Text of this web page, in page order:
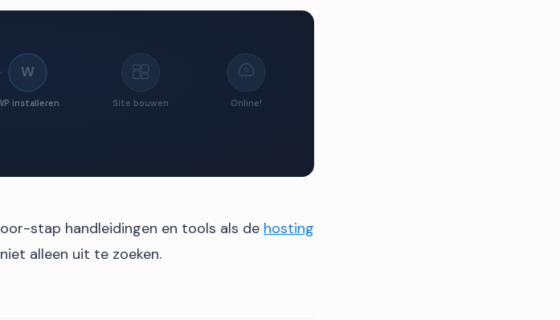
W
installeren Site bouwen Online!
stap handleidingen en tools als de hosting
alleen uit te zoeken.